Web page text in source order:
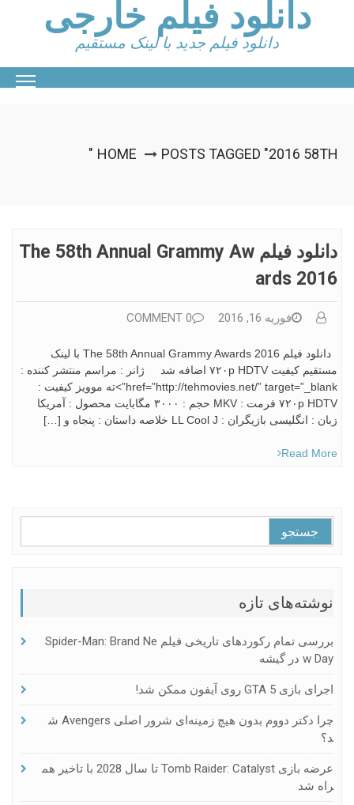
دانلود فیلم خارجی
دانلود فیلم جدید با لینک مستقیم
HOME POSTS TAGGED "2016 58TH"
دانلود فیلم The 58th Annual Grammy Aw
Ards 2016
فوریه 16, 2016 0 COMMENT
دانلود فیلم The 58th Annual Grammy Awards 2016 با لینک
مستقیم کیفیت ۷۲۰p HDTV اضافه شد ژانر : مراسم منتشر کننده :
href=”http://tehmovies.net/” target=”_blank”>ته موویز کیفیت :
۷۲۰p HDTV فرمت : MKV حجم : ۳۰۰۰ مگابایت محصول : آمریکا
زبان : انگلیسی بازيگران : LL Cool J خلاصه داستان : پنجاه و […]
Read More
برای:
نوشته‌های تازه
بررسی تمام رکوردهای تاریخی فیلم Spider-Man: Brand Ne
W Day در گیشه
اجرای بازی GTA 5 روی آیفون ممکن شد!
چرا دکتر دووم بدون هیچ زمینه‌ای شرور اصلی Avengers ش
د؟
عرضه بازی Tomb Raider: Catalyst تا سال 2028 با تاخیر هم
راه شد